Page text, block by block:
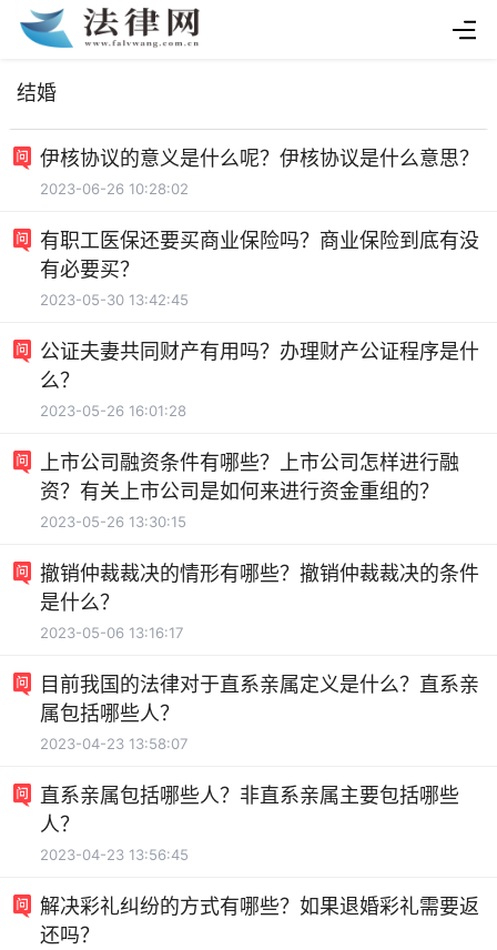
结婚
伊核协议的意义是什么呢？伊核协议是什么意思？
2023-06-26 10:28:02
有职工医保还要买商业保险吗？商业保险到底有没
有必要买？
2023-05-30 13:42:45
公证夫妻共同财产有用吗？办理财产公证程序是什
么？
2023-05-26 16:01:28
上市公司融资条件有哪些？上市公司怎样进行融
资？有关上市公司是如何来进行资金重组的？
2023-05-26 13:30:15
撤销仲裁裁决的情形有哪些？撤销仲裁裁决的条件
是什么？
2023-05-06 13:16:17
目前我国的法律对于直系亲属定义是什么？直系亲
属包括哪些人？
2023-04-23 13:58:07
直系亲属包括哪些人？非直系亲属主要包括哪些
人？
2023-04-23 13:56:45
解决彩礼纠纷的方式有哪些？如果退婚彩礼需要返
还吗？